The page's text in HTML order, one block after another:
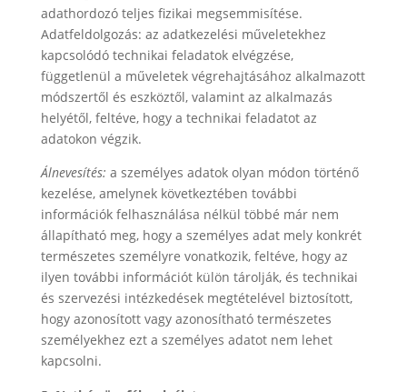
adathordozó teljes fizikai megsemmisítése.
Adatfeldolgozás: az adatkezelési műveletekhez
kapcsolódó technikai feladatok elvégzése,
függetlenül a műveletek végrehajtásához alkalmazott
módszertől és eszköztől, valamint az alkalmazás
helyétől, feltéve, hogy a technikai feladatot az
adatokon végzik.
Álnevesítés: a személyes adatok olyan módon történő
kezelése, amelynek következtében további
információk felhasználása nélkül többé már nem
állapítható meg, hogy a személyes adat mely konkrét
természetes személyre vonatkozik, feltéve, hogy az
ilyen további információt külön tárolják, és technikai
és szervezési intézkedések megtételével biztosított,
hogy azonosított vagy azonosítható természetes
személyekhez ezt a személyes adatot nem lehet
kapcsolni.